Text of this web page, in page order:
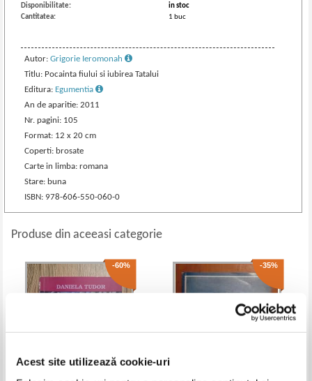
Acest site utilizează cookie-uri
Disponibilitate:
in stoc
Cantitatea:
1 buc
Autor:Grigorie Ieromonah
Titlu: Pocainta fiului si iubirea Tatalui
Editura: Egumentia
An de aparitie: 2011
Nr. pagini: 105
Format: 12 x 20 cm
Coperti: brosate
Carte in limba: romana
Stare: buna
ISBN: 978-606-550-060-0
Produse din aceeasi categorie
-60% -35%